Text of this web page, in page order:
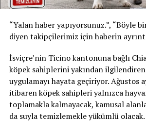
ürünlerin geri çağırma kapsamında
Akar Swiss AG, tüketicilerden
kesinlikle tüketmemelerini istedi. Geri
kapsamındaki içecekler, satın alma
satın alındıkları market veya satış
edilebilecek. Ürün bedeli tüketicilere
“Yalan haber yapıyorsunuz.”, “Böyle
diyen takipçilerimiz için haberin
İsviçre’nin Ticino kantonuna bağlı
köpek sahiplerini yakından
uygulamayı hayata geçiriyor. Ağustos
itibaren köpek sahipleri yalnızca
toplamakla kalmayacak, kamusal
da suyla temizlemekle yükümlü olacak.